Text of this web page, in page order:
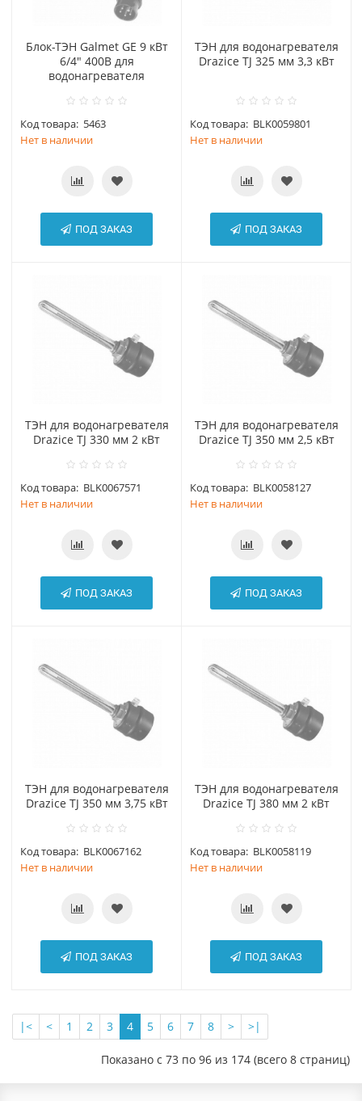
Блок-ТЭН Galmet GE 9 кВт
6/4" 400В для
водонагревателя
Код товара: 5463
Нет в наличии
ПОД ЗАКАЗ
ТЭН для водонагревателя
Drazice TJ 325 мм 3,3 кВт
Код товара: BLK0059801
Нет в наличии
ПОД ЗАКАЗ
ТЭН для водонагревателя
Drazice TJ 330 мм 2 кВт
Код товара: BLK0067571
Нет в наличии
ПОД ЗАКАЗ
ТЭН для водонагревателя
Drazice TJ 350 мм 2,5 кВт
Код товара: BLK0058127
Нет в наличии
ПОД ЗАКАЗ
ТЭН для водонагревателя
Drazice TJ 350 мм 3,75 кВт
Код товара: BLK0067162
Нет в наличии
ПОД ЗАКАЗ
ТЭН для водонагревателя
Drazice TJ 380 мм 2 кВт
Код товара: BLK0058119
Нет в наличии
ПОД ЗАКАЗ
|< < 1 2 3 4 5 6 7 8 > >|
Показано с 73 по 96 из 174 (всего 8 страниц)